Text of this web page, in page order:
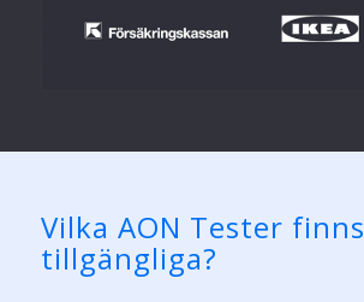
Vilka AON Tester finns
tillgängliga?